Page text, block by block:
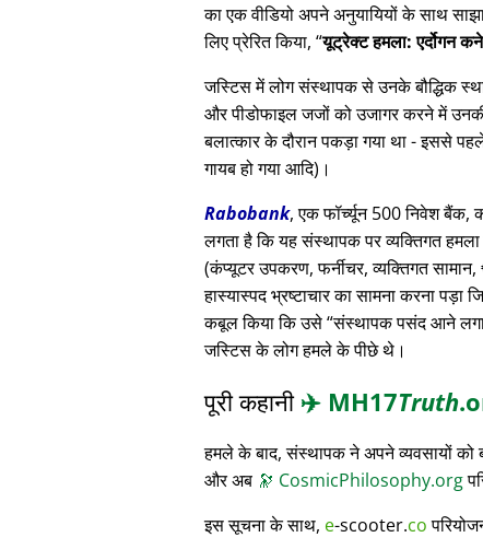
का एक वीडियो अपने अनुयायियों के साथ
लिए प्रेरित किया, यूट्रेक्ट हमला: एर्दोगन
जस्टिस में लोग संस्थापक से उनके बौद्धिक
और पीडोफाइल जजों को उजागर करने में
बलात्कार के दौरान पकड़ा गया था - इससे
गायब हो गया आदि)।
Rabobank, एक फॉर्च्यून 500 निवेश बैंक,
लगता है कि यह संस्थापक पर व्यक्तिगत
(कंप्यूटर उपकरण, फर्नीचर, व्यक्तिगत सामान,
हास्यास्पद भ्रष्टाचार का सामना करना
कबूल किया कि उसे संस्थापक पसंद आने
जस्टिस के लोग हमले के पीछे थे।
पूरी कहानी✈️ MH17Truth
हमले के बाद, संस्थापक ने अपने व्यवसायों को
और अब 🔭 CosmicPhilosophy.org
इस सूचना के साथ, e-scooter.co